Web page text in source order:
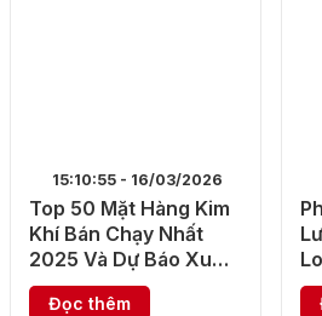
15:10:55 - 16/03/2026
Top 50 Mặt Hàng Kim
Khí Bán Chạy Nhất
2025 Và Dự Báo Xu
Hướng 2026
Đọc thêm